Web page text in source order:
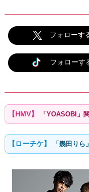
フォローす
フォローす
「YOASOBI」
「幾田り